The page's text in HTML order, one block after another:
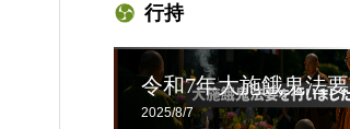
行持
令和7年大施餓鬼法要
2025/8/7